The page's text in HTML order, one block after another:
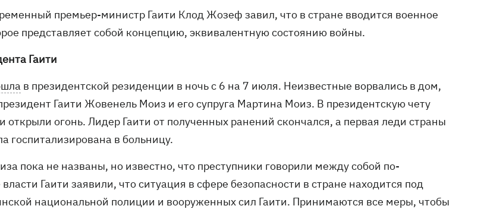
премьер-министр Гаити Клод Жозеф завил, что в стране вводится военное
представляет собой концепцию, эквивалентную состоянию войны.
Гаити
в президентской резиденции в ночь с 6 на 7 июля. Неизвестные ворвались в дом,
Гаити Жовенель Моиз и его супруга Мартина Моиз. В президентскую чету
огонь. Лидер Гаити от полученных ранений скончался, а первая леди страны
госпитализирована в больницу.
пока не названы, но известно, что преступники говорили между собой по-
Гаити заявили, что ситуация в сфере безопасности в стране находится под
национальной полиции и вооруженных сил Гаити. Принимаются все меры, чтобы